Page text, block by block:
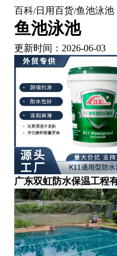
百科/日用百货/鱼池泳池
鱼池泳池
更新时间：2026-06-03